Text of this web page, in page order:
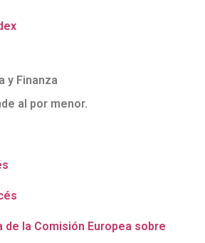
y Finanza
al por menor.
de la Comisión Europea sobre